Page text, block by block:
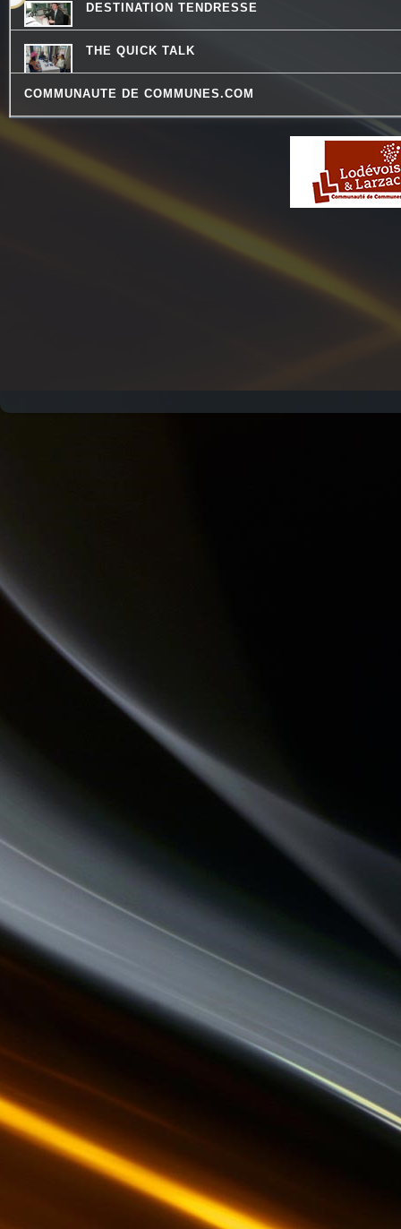
DESTINATION TENDRESSE
THE QUICK TALK
COMMUNAUTE DE COMMUNES.COM
LES DECOUVERTES MUSICALES
REVISONS NOS CLASSIQUES
JARDINONS AVEC CATHY
CONSEIL DE FAMILLE